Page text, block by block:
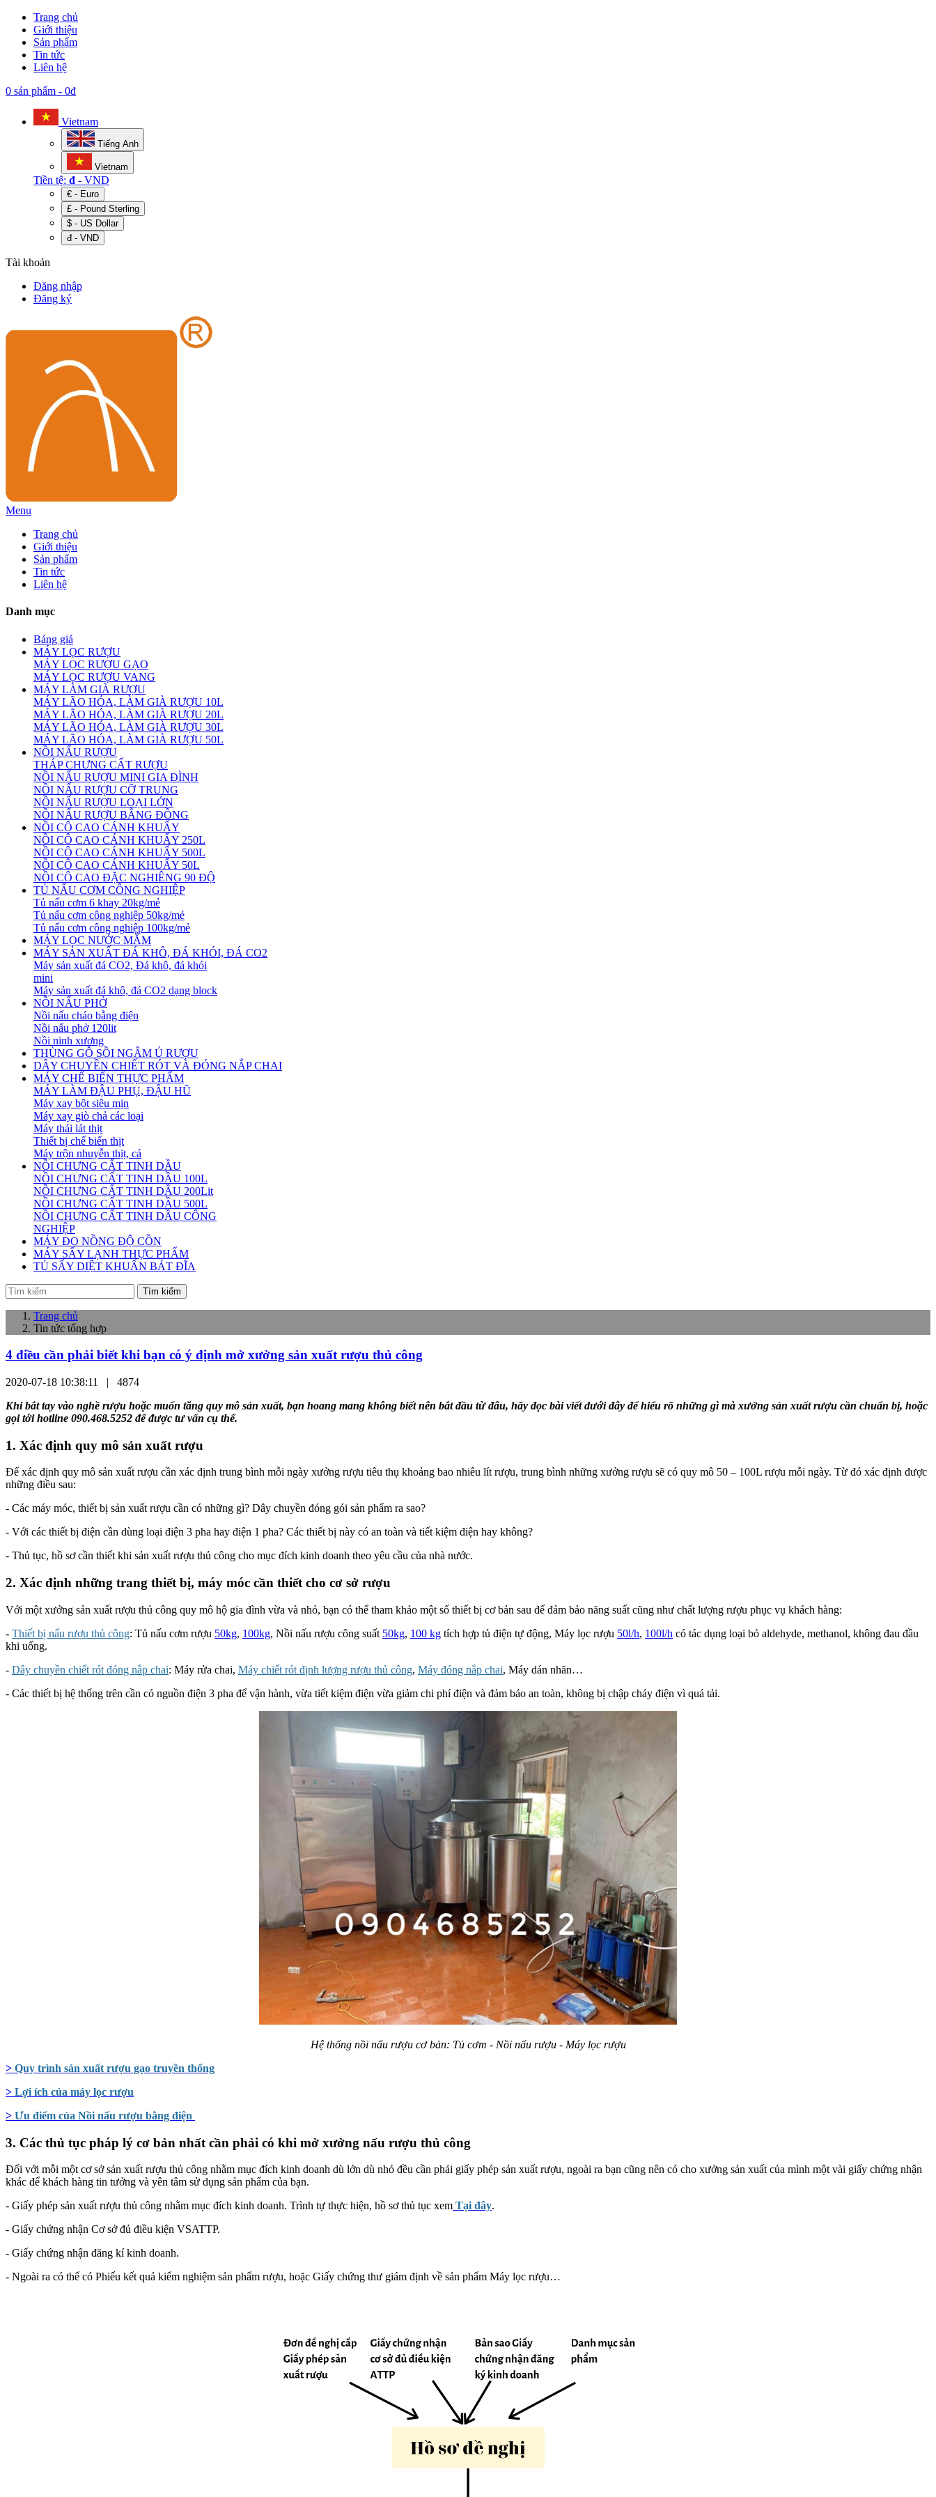
Trang chủ
Giới thiệu
Sản phẩm
Tin tức
Liên hệ
0 sản phẩm - 0đ
Vietnam
Tiếng Anh
Vietnam
Tiền tệ: đ - VND
€ - Euro
£ - Pound Sterling
$ - US Dollar
đ - VND
Tài khoản
Đăng nhập
Đăng ký
Menu
Trang chủ
Giới thiệu
Sản phẩm
Tin tức
Liên hệ
Danh mục
Bảng giá
MÁY LỌC RƯỢU
MÁY LỌC RƯỢU GẠO
MÁY LỌC RƯỢU VANG
MÁY LÀM GIÀ RƯỢU
MÁY LÃO HÓA, LÀM GIÀ RƯỢU 10L
MÁY LÃO HÓA, LÀM GIÀ RƯỢU 20L
MÁY LÃO HÓA, LÀM GIÀ RƯỢU 30L
MÁY LÃO HÓA, LÀM GIÀ RƯỢU 50L
NỒI NẤU RƯỢU
THÁP CHƯNG CẤT RƯỢU
NỒI NẤU RƯỢU MINI GIA ĐÌNH
NỒI NẤU RƯỢU CỠ TRUNG
NỒI NẤU RƯỢU LOẠI LỚN
NỒI NẤU RƯỢU BẰNG ĐỒNG
NỒI CÔ CAO CÁNH KHUẤY
NỒI CÔ CAO CÁNH KHUẤY 250L
NỒI CÔ CAO CÁNH KHUẤY 500L
NỒI CÔ CAO CÁNH KHUẤY 50L
NỒI CÔ CAO ĐẶC NGHIÊNG 90 ĐỘ
TỦ NẤU CƠM CÔNG NGHIỆP
Tủ nấu cơm 6 khay 20kg/mẻ
Tủ nấu cơm công nghiệp 50kg/mẻ
Tủ nấu cơm công nghiệp 100kg/mẻ
MÁY LỌC NƯỚC MẮM
MÁY SẢN XUẤT ĐÁ KHÔ, ĐÁ KHÓI, ĐÁ CO2
Máy sản xuất đá CO2, Đá khô, đá khói
mini
Máy sản xuất đá khô, đá CO2 dạng block
NỒI NẤU PHỞ
Nồi nấu cháo bằng điện
Nồi nấu phở 120lit
Nồi ninh xương
THÙNG GỖ SỒI NGÂM Ủ RƯỢU
DÂY CHUYỀN CHIẾT RÓT VÀ ĐÓNG NẮP CHAI
MÁY CHẾ BIẾN THỰC PHẨM
MÁY LÀM ĐẬU PHỤ, ĐẬU HŨ
Máy xay bột siêu mịn
Máy xay giò chả các loại
Máy thái lát thịt
Thiết bị chế biến thịt
Máy trộn nhuyễn thịt, cá
NỒI CHƯNG CẤT TINH DẦU
NỒI CHƯNG CẤT TINH DẦU 100L
NỒI CHƯNG CẤT TINH DẦU 200Lit
NỒI CHƯNG CẤT TINH DẦU 500L
NỒI CHƯNG CẤT TINH DẦU CÔNG
NGHIỆP
MÁY ĐO NỒNG ĐỘ CỒN
MÁY SẤY LẠNH THỰC PHẨM
TỦ SẤY DIỆT KHUẨN BÁT ĐĨA
Tìm kiếm
Trang chủ
Tin tức tổng hợp
4 điều cần phải biết khi bạn có ý định mở xưởng sản xuất rượu thủ công
2020-07-18 10:38:11 | 4874
Khi bắt tay vào nghề rượu hoặc muốn tăng quy mô sản xuất, bạn hoang mang không biết nên bắt đầu từ đâu, hãy đọc bài viết dưới đây để hiểu rõ những gì mà xưởng sản xuất rượu cần chuẩn bị, hoặc
gọi tới hotline 090.468.5252 để được tư vấn cụ thể.
1. Xác định quy mô sản xuất rượu
Để xác định quy mô sản xuất rượu cần xác định trung bình mỗi ngày xưởng rượu tiêu thụ khoảng bao nhiêu lít rượu, trung bình những xưởng rượu sẽ có quy mô 50 – 100L rượu mỗi ngày. Từ đó xác định được
những điều sau:
- Các máy móc, thiết bị sản xuất rượu cần có những gì? Dây chuyền đóng gói sản phẩm ra sao?
- Với các thiết bị điện cần dùng loại điện 3 pha hay điện 1 pha? Các thiết bị này có an toàn và tiết kiệm điện hay không?
- Thủ tục, hồ sơ cần thiết khi sản xuất rượu thủ công cho mục đích kinh doanh theo yêu cầu của nhà nước.
2. Xác định những trang thiết bị, máy móc cần thiết cho cơ sở rượu
Với một xưởng sản xuất rượu thủ công quy mô hộ gia đình vừa và nhỏ, bạn có thể tham khảo một số thiết bị cơ bản sau để đảm bảo năng suất cũng như chất lượng rượu phục vụ khách hàng:
- Thiết bị nấu rượu thủ công: Tủ nấu cơm rượu 50kg, 100kg, Nồi nấu rượu công suất 50kg, 100 kg tích hợp tủ điện tự động, Máy lọc rượu 50l/h, 100l/h có tác dụng loại bỏ aldehyde, methanol, không đau đầu
khi uống.
- Dây chuyền chiết rót đóng nắp chai: Máy rửa chai, Máy chiết rót định lượng rượu thủ công, Máy đóng nắp chai, Máy dán nhãn…
- Các thiết bị hệ thống trên cần có nguồn điện 3 pha để vận hành, vừa tiết kiệm điện vừa giảm chi phí điện và đảm bảo an toàn, không bị chập cháy điện vì quá tải.
Hệ thống nồi nấu rượu cơ bản: Tủ cơm - Nồi nấu rượu - Máy lọc rượu
> Quy trình sản xuất rượu gạo truyền thống
> Lợi ích của máy lọc rượu
> Ưu điểm của Nồi nấu rượu bằng điện
3. Các thủ tục pháp lý cơ bản nhất cần phải có khi mở xưởng nấu rượu thủ công
Đối với mỗi một cơ sở sản xuất rượu thủ công nhằm mục đích kinh doanh dù lớn dù nhỏ đều cần phải giấy phép sản xuất rượu, ngoài ra bạn cũng nên có cho xưởng sản xuất của mình một vài giấy chứng nhận
khác để khách hàng tin tưởng và yên tâm sử dụng sản phẩm của bạn.
- Giấy phép sản xuất rượu thủ công nhằm mục đích kinh doanh. Trình tự thực hiện, hồ sơ thủ tục xem Tại đây.
- Giấy chứng nhận Cơ sở đủ điều kiện VSATTP.
- Giấy chứng nhận đăng kí kinh doanh.
- Ngoài ra có thể có Phiếu kết quả kiểm nghiệm sản phẩm rượu, hoặc Giấy chứng thư giám định về sản phẩm Máy lọc rượu…